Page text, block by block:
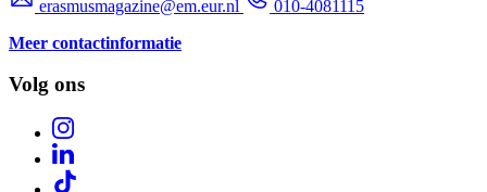
erasmusmagazine@em.eur.nl
010-4081115
Meer contactinformatie
Volg ons